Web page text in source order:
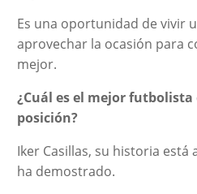
Es una oportunidad de vivir
aprovechar la ocasión para
mejor.
¿Cuál es el mejor
posición?
Iker Casillas, su historia
ha demostrado.